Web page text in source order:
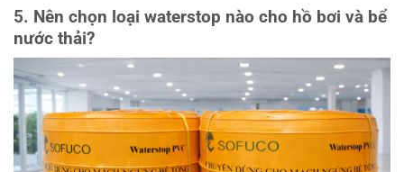
5. Nên chọn loại waterstop nào cho hồ bơi và bể
nước thải?